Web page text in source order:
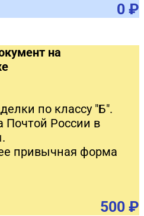
0 ₽
на
по классу "Б".
Почтой России в
привычная форма
500 ₽